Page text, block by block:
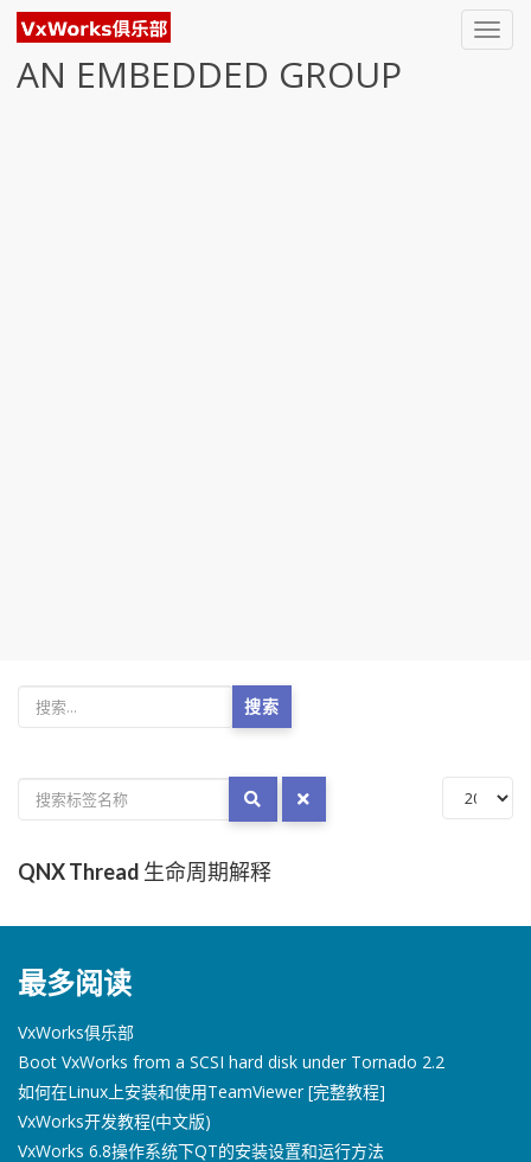
AN EMBEDDED GROUP
搜索
QNX Thread 生命周期解释
最多阅读
VxWorks俱乐部
Boot VxWorks from a SCSI hard disk under Tornado 2.2
如何在Linux上安装和使用TeamViewer [完整教程]
VxWorks开发教程(中文版)
VxWorks 6.8操作系统下QT的安装设置和运行方法